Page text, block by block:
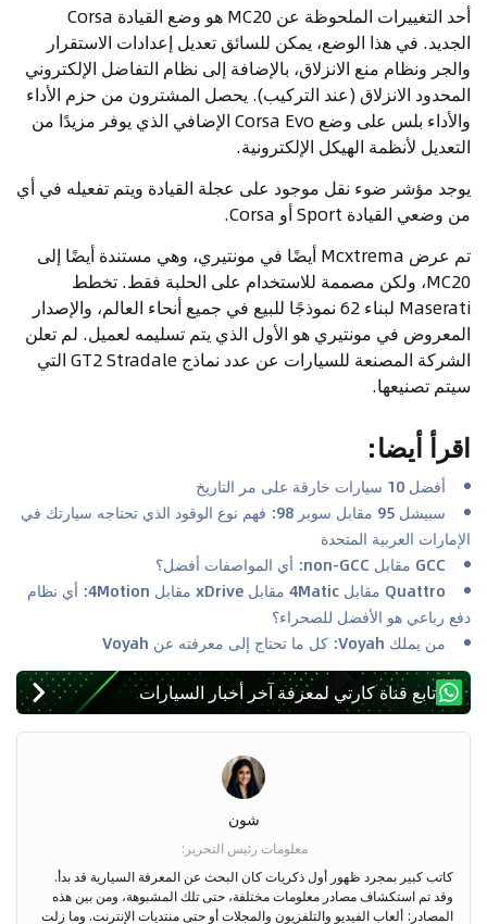
أحد التغييرات الملحوظة عن MC20 هو وضع القيادة Corsa
الجديد. في هذا الوضع، يمكن للسائق تعديل إعدادات الاستقرار
والجر ونظام منع الانزلاق، بالإضافة إلى نظام التفاضل الإلكتروني
المحدود الانزلاق (عند التركيب). يحصل المشترون من حزم الأداء
والأداء بلس على وضع Corsa Evo الإضافي الذي يوفر مزيدًا من
التعديل لأنظمة الهيكل الإلكترونية.
يوجد مؤشر ضوء نقل موجود على عجلة القيادة ويتم تفعيله في أي
من وضعي القيادة Sport أو Corsa.
تم عرض Mcxtrema أيضًا في مونتيري، وهي مستندة أيضًا إلى
MC20، ولكن مصممة للاستخدام على الحلبة فقط. تخطط
Maserati لبناء 62 نموذجًا للبيع في جميع أنحاء العالم، والإصدار
المعروض في مونتيري هو الأول الذي يتم تسليمه لعميل. لم تعلن
الشركة المصنعة للسيارات عن عدد نماذج GT2 Stradale التي
سيتم تصنيعها.
اقرأ أيضا:
أفضل 10 سيارات خارقة على مر التاريخ
سبيشل 95 مقابل سوبر 98: فهم نوع الوقود الذي تحتاجه سيارتك في
الإمارات العربية المتحدة
GCC مقابل non-GCC: أي المواصفات أفضل؟
Quattro مقابل 4Matic مقابل xDrive مقابل 4Motion: أي نظام
دفع رباعي هو الأفضل للصحراء؟
من يملك Voyah: كل ما تحتاج إلى معرفته عن Voyah
تابع قناة كارتي لمعرفة آخر أخبار السيارات
شون
معلومات رئيس التحرير :
كاتب كبير بمجرد ظهور أول ذكريات كان البحث عن المعرفة السيارية قد بدأ.
وقد تم استكشاف مصادر معلومات مختلفة، حتى تلك المشبوهة، ومن بين هذه
المصادر: ألعاب الفيديو والتلفزيون والمجلات أو حتى منتديات الإنترنت. وما زلت